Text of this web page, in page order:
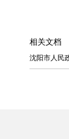
相关文档